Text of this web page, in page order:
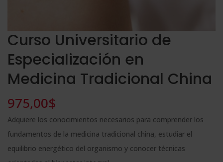
Curso Universitario de
Especialización en
Medicina Tradicional China
975,00$
Adquiere los conocimientos necesarios para comprender los
fundamentos de la medicina tradicional china, estudiar el
equilibrio energético del organismo y conocer técnicas